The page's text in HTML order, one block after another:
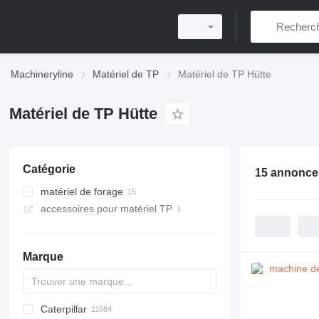
Machineryline Matériel de TP Matériel de TP Hütte
Matériel de TP Hütte
Catégorie
matériel de forage
machines de forage
accessoires pour matériel TP
Marque
Titan
AL
SP
AX
X-Series
AFW
HD
FlexiROC
1304
400 - series
BC
BG
BB
TW
553
GSH
Leonardo
AHK
K-series
CK
3.5
B-series
450
Caterpillar
15